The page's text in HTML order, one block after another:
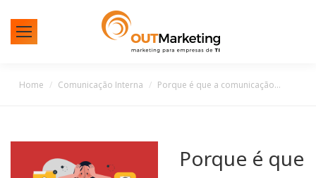
You are here:
Home Comunicação Interna Porque é que a comunicação…
Porque é que